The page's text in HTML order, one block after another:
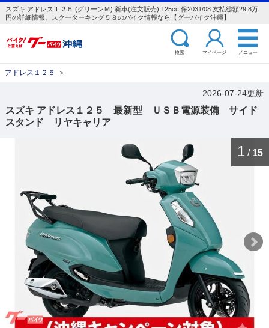
スズキ アドレス１２５ (グリーンＭ) 新車(注文販売) 125cc 保2031/08 支払総額29.8万
円の詳細情報。スクーターキング５８のバイク情報なら【グーバイク沖縄】
検索 マイページ メニュー
アドレス１２５ ＞
2026-07-24更新
スズキ アドレス１２５ 最新型 ＵＳＢ電源装備 サイド
スタンド リヤキャリア
1 / 15